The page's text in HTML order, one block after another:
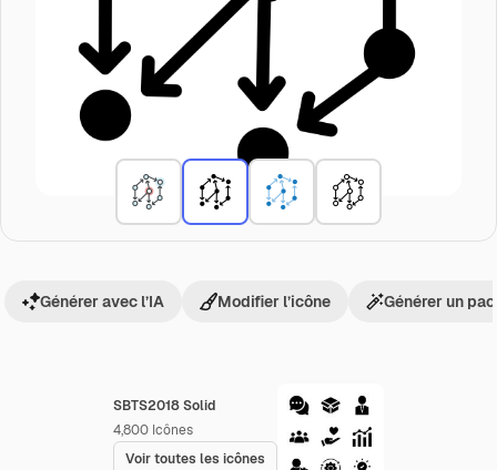
SBTS2018 Solid
4,800 Icônes
Voir toutes les icônes
Générer avec l’IA Modifier l’icône Générer un